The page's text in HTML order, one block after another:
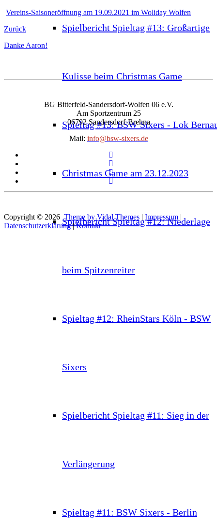
Spielbericht Spieltag #13: Großartige
Kulisse beim Christmas Game
Spieltag #13: BSW Sixers - Lok
Christmas Game am 23.12.2023
Spielbericht Spieltag #12: Niederlage
beim Spitzenreiter
Spieltag #12: RheinStars Köln - BSW
Sixers
Spielbericht Spieltag #11: Sieg in der
Verlängerung
Spieltag #11: BSW Sixers - Berlin
Vereins-Saisoneröffnung am 19.09.2021 im Woliday Wolfen
Zurück
Danke Aaron!
BG Bitterfeld-Sandersdorf-Wolfen 06 e.V.
Am Sportzentrum 25
06792 Sandersdorf-Brehna
Mail: info@bsw-sixers.de
Copyright © 2026 Theme by Vidal Themes | Impressum |
Datenschutzerklärung|Kontakt